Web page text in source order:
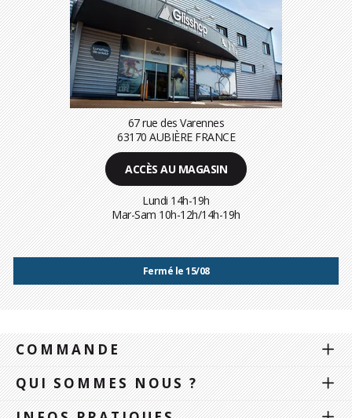
67 rue des Varennes
63170 AUBIÈRE FRANCE
ACCÈS AU MAGASIN
Lundi 14h-19h
Mar-Sam 10h-12h/14h-19h
Fermé le 15/08
COMMANDE
QUI SOMMES NOUS ?